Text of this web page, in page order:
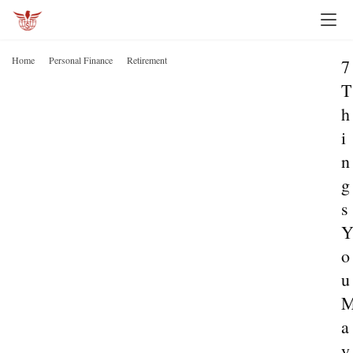
Home Personal Finance Retirement
7
T
h
i
n
g
s
Y
o
u
a